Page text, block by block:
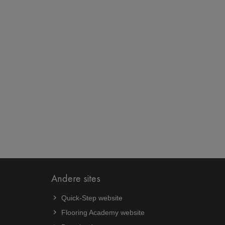
Andere sites
Quick-Step website
Flooring Academy website